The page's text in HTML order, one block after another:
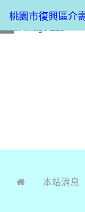
桃園市復興區介
本站消息